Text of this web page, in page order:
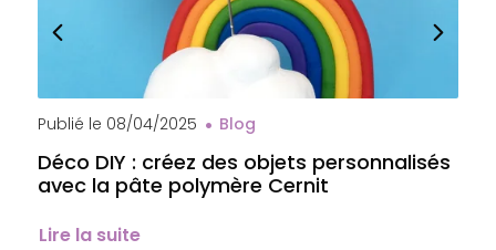
Publié le 08/04/2025 Blog
Déco DIY : créez des objets personnalisés
avec la pâte polymère Cernit
Lire la suite